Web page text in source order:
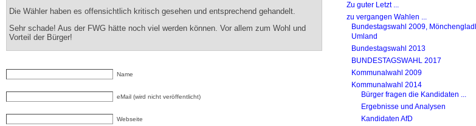
Die Wähler haben es offensichtlich kritisch gesehen und entsprechend gehandelt.
Sehr schade! Aus der FWG hätte noch viel werden können. Vor allem zum Wohl und
Vorteil der Bürger!
Name
eMail (wird nicht veröffentlicht)
Webseite
Zu guter Letzt ...
zu vergangen Wahlen ...
Bundestagswahl 2009,
Umland
Bundestagswahl 2013
BUNDESTAGSWAHL 2017
Kommunalwahl 2009
Kommunalwahl 2014
Bürger fragen die Kandidaten ...
Ergebnisse und Analysen
Kandidaten AfD